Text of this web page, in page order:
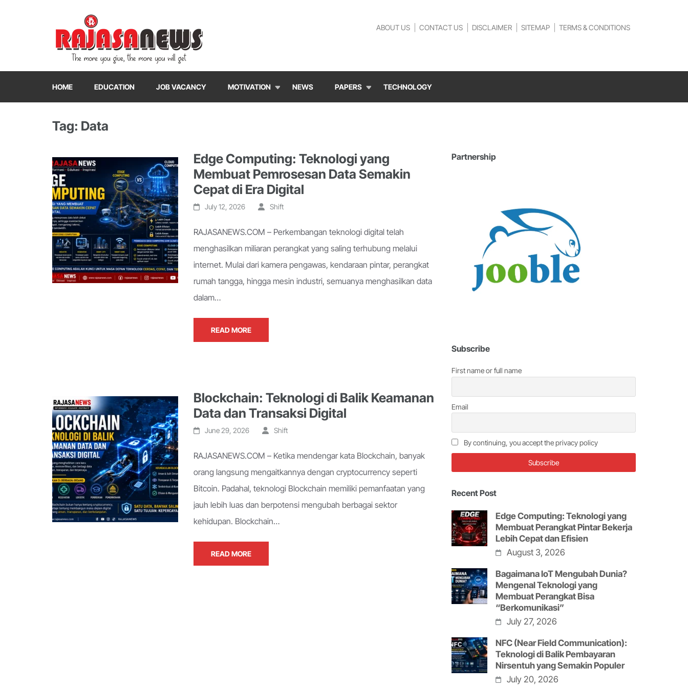
RajasaNews
"The more you give, the more you will get"
ABOUT US CONTACT US DISCLAIMER SITEMAP TERMS & CONDITIONS
HOME EDUCATION JOB VACANCY MOTIVATION NEWS PAPERS TECHNOLOGY
Tag: Data
Edge Computing: Teknologi yang
Membuat Pemrosesan Data Semakin
Cepat di Era Digital
July 12, 2026 Shift
RAJASANEWS.COM – Perkembangan teknologi digital telah
menghasilkan miliaran perangkat yang saling terhubung melalui
internet. Mulai dari kamera pengawas, kendaraan pintar, perangkat
rumah tangga, hingga mesin industri, semuanya menghasilkan data
dalam…
READ MORE
Blockchain: Teknologi di Balik Keamanan
Data dan Transaksi Digital
June 29, 2026 Shift
RAJASANEWS.COM – Ketika mendengar kata Blockchain, banyak
orang langsung mengaitkannya dengan cryptocurrency seperti
Bitcoin. Padahal, teknologi Blockchain memiliki pemanfaatan yang
jauh lebih luas dan berpotensi mengubah berbagai sektor
kehidupan. Blockchain…
READ MORE
Partnership
Subscribe
First name or full name
Email
By continuing, you accept the privacy policy
Recent Post
Edge Computing: Teknologi yang
Membuat Perangkat Pintar Bekerja
Lebih Cepat dan Efisien
August 3, 2026
Bagaimana IoT Mengubah Dunia?
Mengenal Teknologi yang
Membuat Perangkat Bisa
“Berkomunikasi”
July 27, 2026
NFC (Near Field Communication):
Teknologi di Balik Pembayaran
Nirsentuh yang Semakin Populer
July 20, 2026